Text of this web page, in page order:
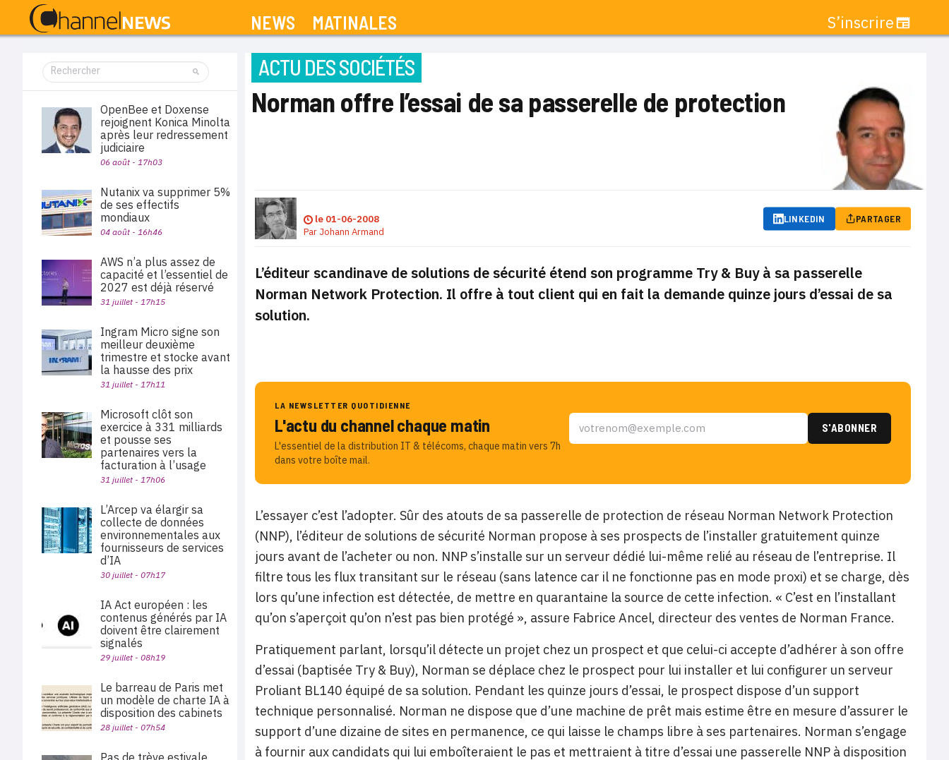
NEWS MATINALES S’inscrire
ACTU DES SOCIÉTÉS
Norman offre l’essai de sa passerelle de protection
le 01-06-2008
Par Johann Armand
LINKEDIN PARTAGER
L’éditeur scandinave de solutions de sécurité étend son programme Try & Buy à sa passerelle
Norman Network Protection. Il offre à tout client qui en fait la demande quinze jours d’essai de sa
solution.
LA NEWSLETTER QUOTIDIENNE
L'actu du channel chaque matin
L'essentiel de la distribution IT & télécoms, chaque matin vers 7h
dans votre boîte mail.
L’essayer c’est l’adopter. Sûr des atouts de sa passerelle de protection de réseau Norman Network Protection
(NNP), l’éditeur de solutions de sécurité Norman propose à ses prospects de l’installer gratuitement quinze
jours avant de l’acheter ou non. NNP s’installe sur un serveur dédié lui-même relié au réseau de l’entreprise. Il
filtre tous les flux transitant sur le réseau (sans latence car il ne fonctionne pas en mode proxi) et se charge, dès
lors qu’une infection est détectée, de mettre en quarantaine la source de cette infection. « C’est en l’installant
qu’on s’aperçoit qu’on n’est pas bien protégé », assure Fabrice Ancel, directeur des ventes de Norman France.
Pratiquement parlant, lorsqu’il détecte un projet chez un prospect et que celui-ci accepte d’adhérer à son offre
d’essai (baptisée Try & Buy), Norman se déplace chez le prospect pour lui installer et lui configurer un serveur
Proliant BL140 équipé de sa solution. Pendant les quinze jours d’essai, le prospect dispose d’un support
technique personnalisé. Norman ne dispose que d’une machine de prêt mais estime être en mesure d’assurer le
support d’une dizaine de sites en permanence, ce qui laisse le champs libre à ses partenaires. Norman s’engage
à fournir aux candidats qui lui emboîteraient le pas et mettraient à titre d’essai une passerelle NNP à disposition
OpenBee et Doxense
rejoignent Konica Minolta
après leur redressement
judiciaire
06 août - 17h03
Nutanix va supprimer 5%
de ses effectifs
mondiaux
04 août - 16h46
AWS n’a plus assez de
capacité et l’essentiel de
2027 est déjà réservé
31 juillet - 17h15
Ingram Micro signe son
meilleur deuxième
trimestre et stocke avant
la hausse des prix
31 juillet - 17h11
Microsoft clôt son
exercice à 331 milliards
et pousse ses
partenaires vers la
facturation à l’usage
31 juillet - 17h06
L’Arcep va élargir sa
collecte de données
environnementales aux
fournisseurs de services
d’IA
30 juillet - 07h17
IA Act européen : les
contenus générés par IA
doivent être clairement
signalés
29 juillet - 08h19
Le barreau de Paris met
un modèle de charte IA à
disposition des cabinets
28 juillet - 07h54
Pas de trève estivale